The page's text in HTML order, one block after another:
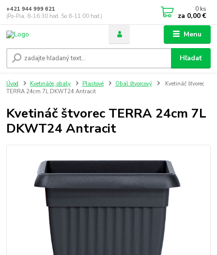
Menu
Hľadať
+421 944 999 621
(Po-Pia, 8-16:30 hod. So 8-11:00 hod.)
0 ks
za 0,00 €
Úvod Kvetináče, obaly Plastové Obal štvorcový
Kvetináč štvorec
TERRA 24cm 7L DKWT24 Antracit
Kvetináč štvorec TERRA 24cm 7L
DKWT24 Antracit